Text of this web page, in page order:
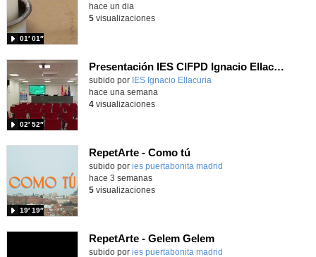
01′ 01″
hace un dia
5visualizaciones
Presentación IES CIFPD Ignacio Ellacuría
Contenido educativo.
subido por IES Ignacio Ellacuria
02′ 52″
hace una semana
4visualizaciones
RepetArte - Como tú
subido por ies puertabonita madrid
19′ 19″
hace 3 semanas
5visualizaciones
RepetArte - Gelem Gelem
subido por ies puertabonita madrid